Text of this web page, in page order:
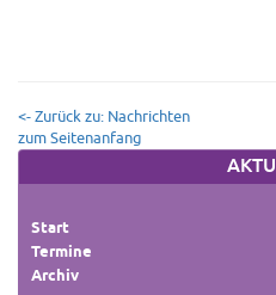
Start
Termine
Archiv
<- Zurück zu: Nachrichten
zum Seitenanfang